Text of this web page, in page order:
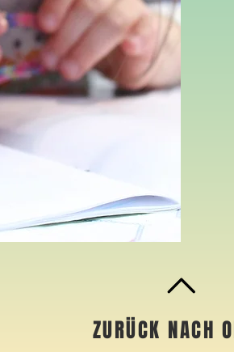
ZURÜCK NACH